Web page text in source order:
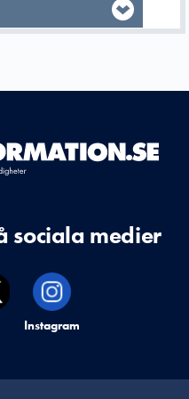
sociala medier
på,
Krisinformation på,
Instagram